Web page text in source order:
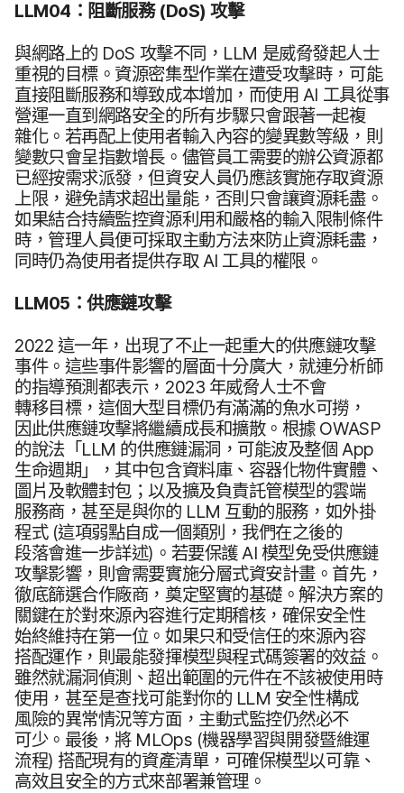
LLM04 ：​阻斷​服務 (DoS) 攻擊
與​網路​上​的 DoS 攻擊​不同， LLM 是​威脅​發起​人士​
重視​的​目標。​資源​密集型​作業​在​遭受​攻擊​時，​可能​
直接​阻斷​服務​和​導致​成本​增加，​而​使用 AI 工​具​從​事​
營運​一直​到​網路​安全​的​所有​步驟​只會​跟​著​一起​複​
雜化。​若​再​配​上​使用​者​輸入​內容​的​變異數​等​級，​則​
變數​只會​呈​指數​增長。​儘管​員工​需要​的​辦公資源​都​
已經​按​需求​派發，​但​資安​人員​仍​應該​實施​存取​資源​
上限，​避免​請求​超出​量​能，​否​則​只會​讓​資源​耗盡。​
如果​結合​持續​監控​資源​利用​和​嚴格​的​輸入​限制​條件​
時，​管理​人員​便​可​採取​主動​方法​來​防止​資源​耗盡，​
同時​仍​為​使用​者​提供​存取 AI 工具​的​權限。
LLM05 ：​供應​鏈​攻擊
2022 這​一​年，​出現​了​不止​一起​重大​的​供應​鏈​攻擊​
事件。​這些​事件​影響​的​層面​十​分​廣大，​就​連​分​析師​
的​指導​預測​都​表示， 2023 年​威脅​人士​不會​
轉移目標，​這​個​大型​目標​仍​有​滿滿​的​魚水​可撈，​
因此​供​應​鏈​攻擊​將​繼續​成長​和​擴散。​根據OWASP
的​說法​「LLM 的​供應​鏈​漏洞，​可能​波​及​整​個 App
生命​週期」，​其中​包​含​資料庫、​容器化​物​件​實體、​
圖片​及​軟體​封​包；​以及​擴及​負責​託​管​模型​的​雲端​
服務商，​甚至​是​與​你​的 LLM 互動​的​服務，​如外​掛​
程式 (這​項​弱點​自成​一​個​類別，​我們​在​之後​的​
段落會​進一步​詳述)。​若要​保護AI 模型​免​受​供應​鏈​
攻擊​影響，​則會​需要​實施​分​層式​資安​計畫。​首先，​
徹底​篩選​合作​廠商，​奠定​堅實​的​基礎。​解決​方案​的​
關鍵​在​於​對​來源​內容​進行​定期​稽核，​確保​安全性​
始終​維持​在​第一​位。​如果​只​和​受​信任​的​來源​內容​
搭配​運作，​則​最​能​發揮​模型​與​程式​碼​簽署​的​效益。​
雖然​就​漏洞​偵測、​超出​範圍​的​元件​在​不該​被​使用​時​
使用，​甚至​是​查找​可能​對​你​的 LLM 安全性​構成​
風險​的​異常​情況​等​方面，​主動式​監控​仍然​必​不​
可少。​最後，​將MLOps (機器​學習​與​開發​暨​維運​
流程) 搭​配​現有​的​資產​清單，​可確​保​模型​以​可​靠、​
高效且​安全​的​方式​來部署​兼​管理。